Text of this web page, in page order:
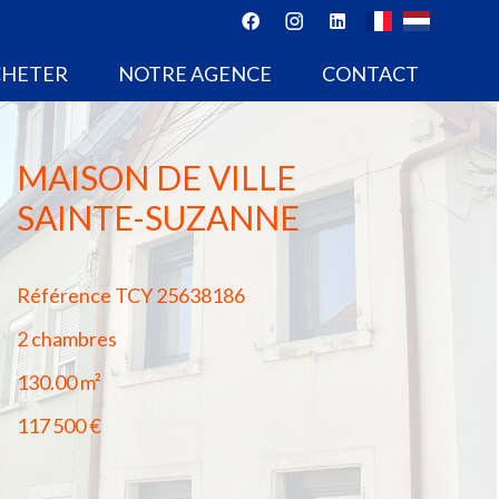
NOTRE AGENCE CONTACT
MAISON DE VILLE
SAINTE-SUZANNE
Référence TCY 25638186
2 chambres
130.00m²
117 500 €